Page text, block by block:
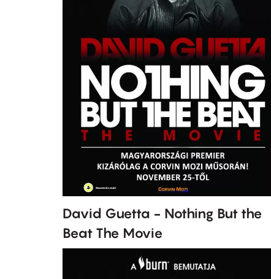
David Guetta - Nothing But the
Beat The Movie